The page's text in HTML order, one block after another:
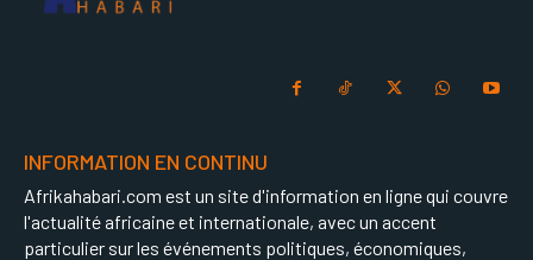
INFORMATION EN CONTINU
Afrikahabari.com est un site d'information en ligne qui couvre
l'actualité africaine et internationale, avec un accent
particulier sur les événements politiques, économiques,